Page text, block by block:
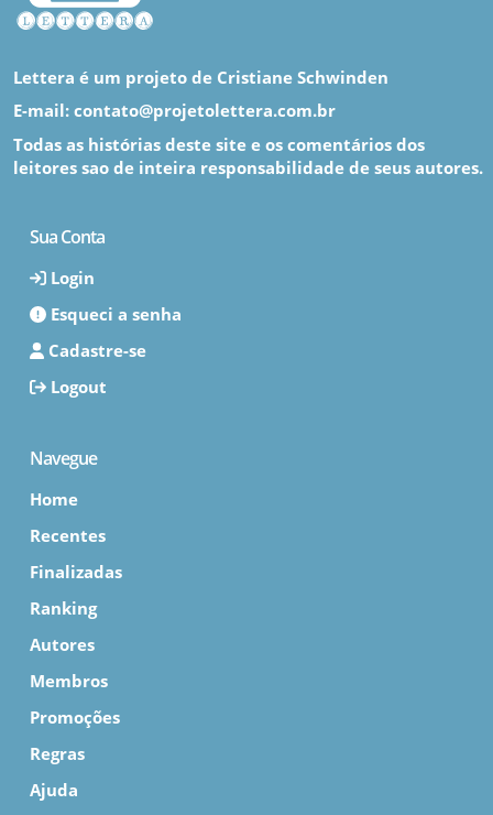
Lettera é um projeto de Cristiane Schwinden
E-mail: contato@projetolettera.com.br
Todas as histórias deste site e os comentários dos
leitores sao de inteira responsabilidade de seus autores.
Sua Conta
Login
Esqueci a senha
Cadastre-se
Logout
Navegue
Home
Recentes
Finalizadas
Ranking
Autores
Membros
Promoções
Regras
Ajuda